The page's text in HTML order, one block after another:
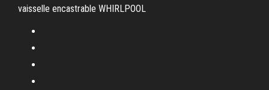
vaisselle encastrable WHIRLPOOL